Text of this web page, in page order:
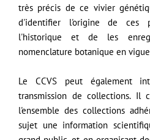
très précis de ce vivier
d'identifier l'origine de ces
l'historique et de les
nomenclature botanique en
Le CCVS peut également
transmission de collections. Il
l'ensemble des collections
sujet une information